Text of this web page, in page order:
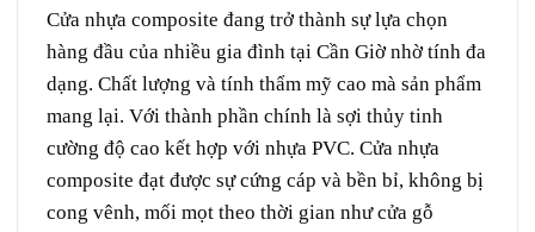
Cửa nhựa composite đang trở thành sự lựa chọn
hàng đầu của nhiều gia đình tại Cần Giờ nhờ tính đa
dạng. Chất lượng và tính thẩm mỹ cao mà sản phẩm
mang lại. Với thành phần chính là sợi thủy tinh
cường độ cao kết hợp với nhựa PVC. Cửa nhựa
composite đạt được sự cứng cáp và bền bỉ, không bị
cong vênh, mối mọt theo thời gian như cửa gỗ